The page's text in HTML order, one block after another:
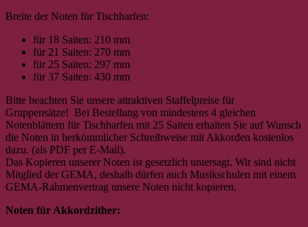
Breite der Noten für Tischharfen:
für 18 Saiten: 210 mm
für 21 Saiten: 270 mm
für 25 Saiten: 297 mm
für 37 Saiten: 430 mm
Bitte beachten Sie unsere attraktiven Staffelpreise für
Gruppensätze! Bei Bestellung von mindestens 4 gleichen
Notenblättern für Tischharfen mit 25 Saiten erhalten Sie auf Wunsch
die Noten in herkömmlicher Schreibweise mit Akkorden kostenlos
dazu. (als PDF per E-Mail).
Das Kopieren unserer Noten ist gesetzlich untersagt. Wir sind nicht
Mitglied der GEMA, deshalb dürfen auch Musikschulen mit einem
GEMA-Rahmenvertrag unsere Noten nicht kopieren.
Noten für Akkordzither: